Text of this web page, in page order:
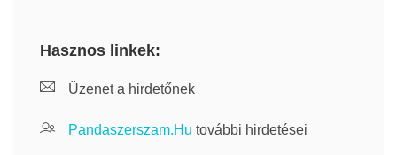
Hasznos linkek:
Üzenet a hirdetőnek
Pandaszerszam.Hu további hirdetései